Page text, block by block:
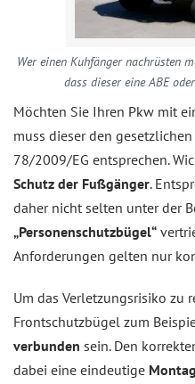
Wer einen Kuhfänger nachrüsten
dass dieser eine ABE
Möchten Sie Ihren Pkw mit
muss dieser den
78/2009/EG entsprechen.
Schutz der Fußgänger.
daher nicht selten unter der
„Personenschutzbügel“
Anforderungen gelten nur
Um das Verletzungsrisiko zu
Frontschutzbügel zum
verbunden sein. Den
dabei eine eindeutige